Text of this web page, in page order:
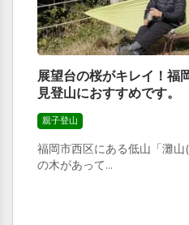
展望台の桜がキレイ！福
見登山におすすめです。
親子登山
福岡市西区にある低山「灘
の木があって...